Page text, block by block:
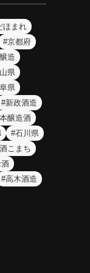
ほまれ
#京都府
造
県
県
#新政酒造
醸造酒
#石川県
こまち
#高木酒造